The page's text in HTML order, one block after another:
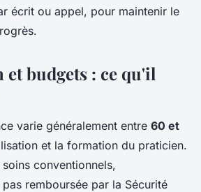
écrit ou appel, pour maintenir le
budgets : ce qu'il
varie généralement entre 60 et
et la formation du praticien.
conventionnels,
pas remboursée par la Sécurité